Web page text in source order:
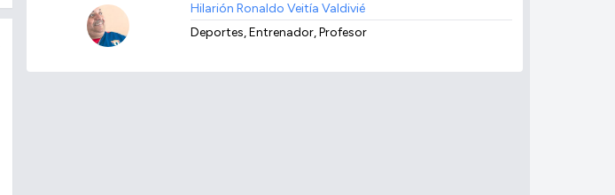
Hilarión Ronaldo Veitía Valdivié
Deportes, Entrenador, Profesor